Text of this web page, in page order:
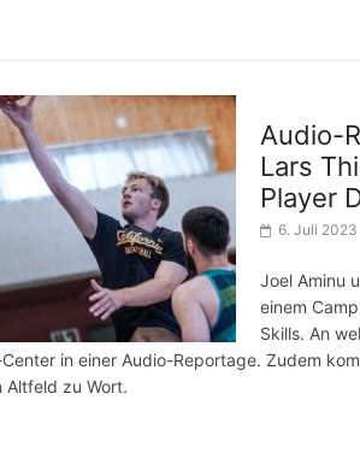
Audio-
Lars
Player
6. Juli 2023
Joel Aminu
einem
Skills. An
in einer Audio-Reportage. Zudem
Altfeld zu Wort.